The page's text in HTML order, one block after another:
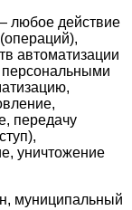
любое действие
автоматизации
персональными
передачу
уничтожение
муниципальный